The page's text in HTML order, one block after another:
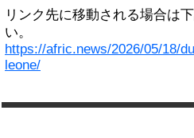
リンク先に移動される場合は
い。
https://afric.news/2026/05/18/
leone/